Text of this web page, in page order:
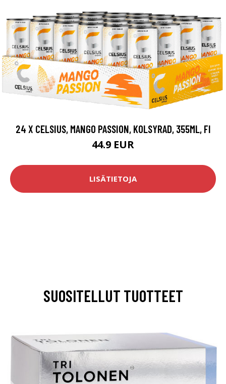
24 X CELSIUS, MANGO PASSION, KOLSYRAD, 355ML, FI
44.9 EUR
LISÄTIETOJA
SUOSITELLUT TUOTTEET